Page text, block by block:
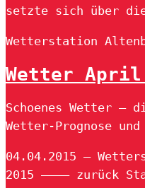
setzte sich über
Wetterstation
Wetter April
Schoenes Wetter –
Wetter-Prognose
04.04.2015 —
2015 ———– zurück